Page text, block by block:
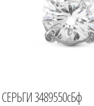
СЕРЬГИ 3489550сБф